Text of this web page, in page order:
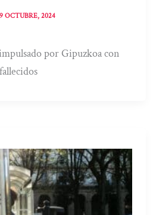
OCTUBRE, 2024
por Gipuzkoa con